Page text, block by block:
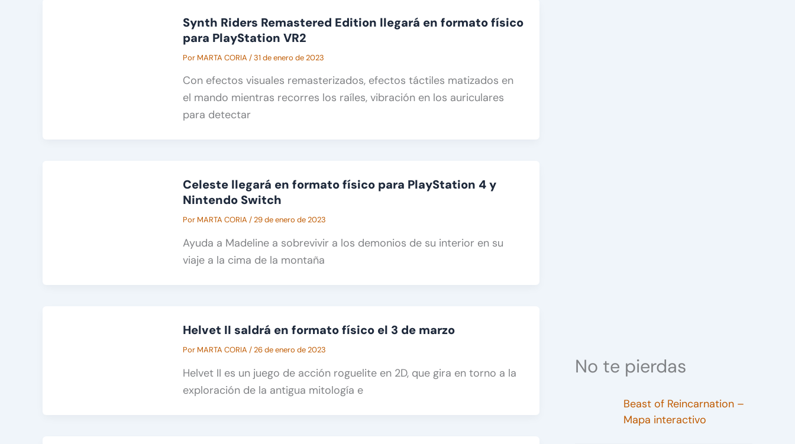
Synth Riders Remastered Edition llegará en formato físico
para PlayStation VR2
Por MARTA CORIA /31 de enero de 2023
Con efectos visuales remasterizados, efectos táctiles matizados en
el mando mientras recorres los raíles, vibración en los auriculares
para detectar
Celeste llegará en formato físico para PlayStation 4 y
Nintendo Switch
Por MARTA CORIA /29 de enero de 2023
Ayuda a Madeline a sobrevivir a los demonios de su interior en su
viaje a la cima de la montaña
Helvet II saldrá en formato físico el 3 de marzo
Por MARTA CORIA /26 de enero de 2023
Helvet II es un juego de acción roguelite en 2D, que gira en torno a la
exploración de la antigua mitología e
No te pierdas
Beast of Reincarnation –
Mapa interactivo